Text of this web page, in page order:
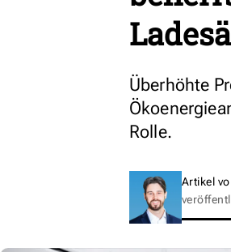
Überhöhte
Rolle.
Artikel